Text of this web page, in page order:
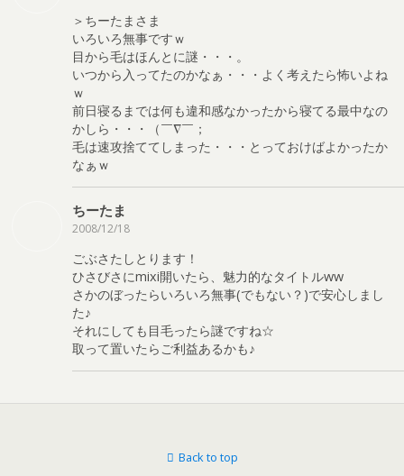
＞ちーたまさま
いろいろ無事ですｗ
目から毛はほんとに謎・・・。
いつから入ってたのかなぁ・・・よく考えたら怖いよね
ｗ
前日寝るまでは何も違和感なかったから寝てる最中なの
かしら・・・（￣∇￣；
毛は速攻捨ててしまった・・・とっておけばよかったか
なぁｗ
ちーたま
2008/12/18
ごぶさたしとります！
ひさびさにmixi開いたら、魅力的なタイトルww
さかのぼったらいろいろ無事(でもない？)で安心しまし
た♪
それにしても目毛ったら謎ですね☆
取って置いたらご利益あるかも♪
Back to top